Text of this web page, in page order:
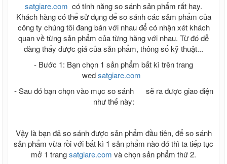
satgiare.com có tính năng so sánh sản phẩm rất hay.
Khách hàng có thể sử dụng để so sánh các sảm phẩm của
công ty chúng tôi đang bán với nhau để có nhận xét khách
quan về từng sản phẩm của từng hãng với nhau. Từ đó dễ
dàng thấy được giá của sản phẩm, thông số kỹ thuật...
- Bước 1: Bạn chọn 1 sản phẩm bất kì trên trang
wedsatgiare.com
- Sau đó bạn chọn vào mục so sánh
sẽ ra được giao diện
như thế này:
Vậy là bạn đã so sánh được sản phẩm đầu tiên, để so sánh
sản phẩm vừa rồi với bất kì 1 sản phẩm nào đó thì ta tiếp tục
mở 1 trangsatgiare.com và chọn sản phẩm thứ 2.